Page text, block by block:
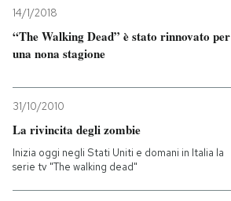
14/1/2018
“The Walking Dead” è stato rinnovato per
una nona stagione
31/10/2010
La rivincita degli zombie
Inizia oggi negli Stati Uniti e domani in Italia la
serie tv "The walking dead"